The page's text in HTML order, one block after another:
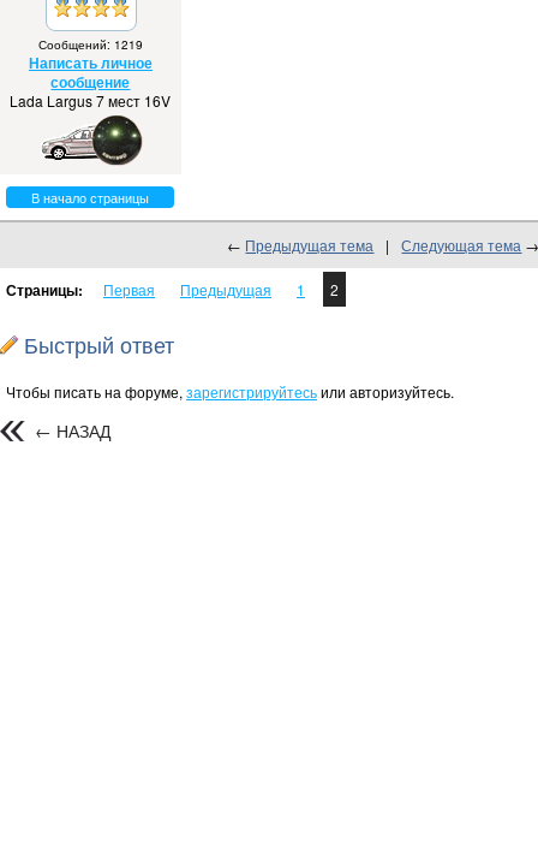
Сообщений: 1219
Написать личное
сообщение
Lada Largus 7 мест 16V
В начало страницы
← Предыдущая тема | Следующая тема
Страницы: Первая Предыдущая 1 2
Быстрый ответ
Чтобы писать на форуме, зарегистрируйтесьили авторизуйтесь.
← НАЗАД